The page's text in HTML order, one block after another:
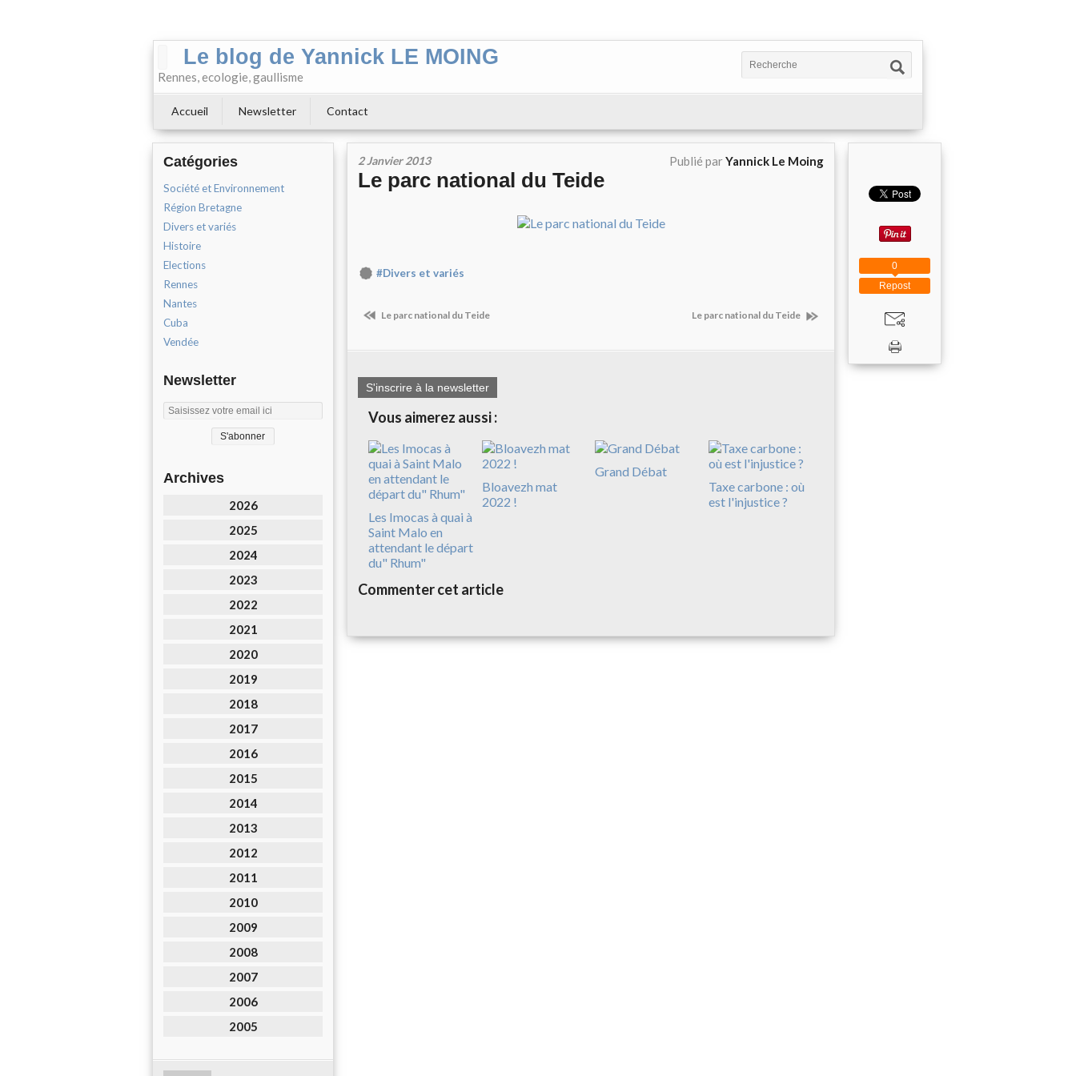
Le blog de Yannick LE MOING
Rennes, ecologie, gaullisme
Accueil Newsletter Contact
Catégories
Société et Environnement
Région Bretagne
Divers et variés
Histoire
Elections
Rennes
Nantes
Cuba
Vendée
Newsletter
Archives
2026
2025
2024
2023
2022
2021
2020
2019
2018
2017
2016
2015
2014
2013
2012
2011
2010
2009
2008
2007
2006
2005
2 Janvier 2013 Publié parYannick Le Moing
Le parc national du Teide
#Divers et variés
Le parc national du Teide Le parc national du Teide
S'inscrire à la newsletter
Vous aimerez aussi :
Les Imocas à quai à
Saint Malo en
attendant le départ
du" Rhum"
Bloavezh mat
2022 !
Grand Débat
Taxe carbone : où
est l'injustice ?
Commenter cet article
Repost
0